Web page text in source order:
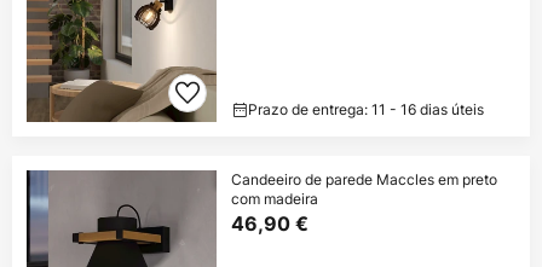
Prazo de entrega: 11 - 16 dias úteis
Candeeiro de parede Maccles em preto
com madeira
46,90 €